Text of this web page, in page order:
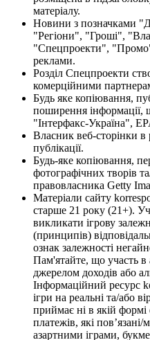
матеріалу.
Новини з позначками
"Регіони", "Гроші",
"Спецпроекти",
реклами.
Розділ Спецпроекти
комерційними
Будь яке копіювання,
поширення інформації,
"Інтерфакс-Україна",
Власник веб-сторінки в
публікації.
Будь-яке копіювання,
фотографічних творів
правовласника Getty
Матеріали сайту
старше 21 року (21+).
викликати ігрову
(принципів)
ознак залежності
Пам'ятайте, що участь в
джерелом доходів або
Інформаційний ресурс
ігри на реальні та/або
приймає ні в якій
платежів, які
азартними іграми,